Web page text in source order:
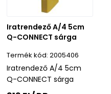
Iratrendező A/4 5cm
Q-CONNECT sárga
2005406
Iratrendező A/4 5cm
Q-CONNECT sárga